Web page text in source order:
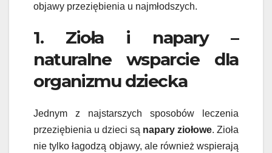
objawy przeziębienia u najmłodszych.
1. Zioła i napary –
naturalne wsparcie dla
organizmu dziecka
Jednym z najstarszych sposobów leczenia
przeziębienia u dzieci są napary ziołowe. Zioła
nie tylko łagodzą objawy, ale również wspierają